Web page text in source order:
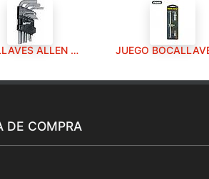
JGO.LLAVES ALLEN MAURER 9pz.
DE COMPRA